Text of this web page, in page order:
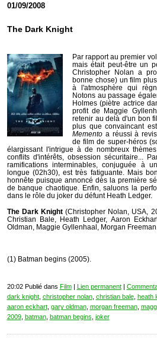
01/09/2008
The Dark Knight
Par rapport au premier
mais était peut-être un
Christopher Nolan a
bonne chose) un film
à l'atmosphère qui
Notons au passage
Holmes (piètre actrice
profit de Maggie
retenir au delà d'un bon
plus que convaincant
Mementoa réussi à
de film de super-héros
élargissant l'intrigue à de nombreux
conflits d'intérêts, obsession sécuritaire...
ramifications interminables, conjuguée à
longue (02h30), est très fatiguante. Mais
honnête puisque annoncé dès la première
de banque chaotique. Enfin, saluons la
dans le rôle du joker du défunt Heath Ledger.
The Dark Knight(Christopher Nolan, USA,
Christian Bale, Heath Ledger, Aaron
Oldman, Maggie Gyllenhaal, Morgan Freeman.
(1) Batman begins (2005).
20:02 Publié dans Film| Lien permanent|
dark knight, christopher nolan, christian bale, heath
aaron eckhart, gary oldman, morgan freeman,
2009, batman, batman begins joker